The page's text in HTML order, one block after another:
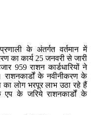
के अंतर्गत वर्तमान में
का कार्य 25 जनवरी से जारी
959 राशन कार्डधारियों ने
के नवीनीकरण के
का लोग भरपूर लाभ उठा रहे हैं
के जरिये राशनकार्डों के